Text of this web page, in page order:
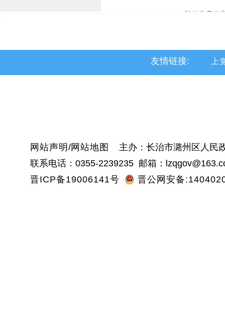
友情链接: 上
网站声明 /网站地图
主办：长治市潞州区人民
联系电话：0355-2239235 邮箱：
晋ICP备19006141号
晋公网安备